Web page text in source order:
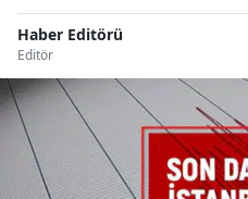
Haber Editörü
Editör